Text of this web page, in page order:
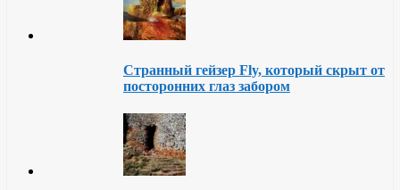
Странный гейзер Fly, который скрыт от
посторонних глаз забором